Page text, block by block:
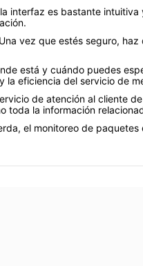
interfaz es bastante
vez que estés seguro,
está y cuándo puedes
eficiencia del servicio de
de atención al cliente
toda la información
el monitoreo de